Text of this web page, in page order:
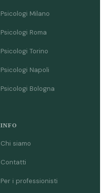
Psicologi Milano
Psicologi Roma
Psicologi Torino
Psicologi Napoli
Psicologi Bologna
INFO
Chi siamo
Contatti
Per i professionisti